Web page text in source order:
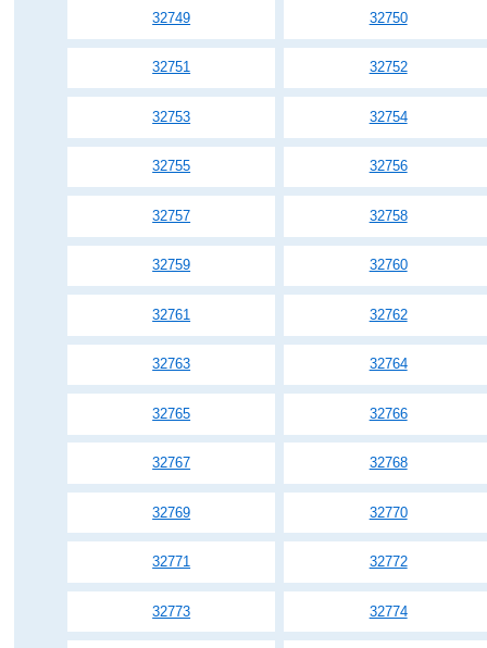
32749 32750
32751 32752
32753 32754
32755 32756
32757 32758
32759 32760
32761 32762
32763 32764
32765 32766
32767 32768
32769 32770
32771 32772
32773 32774